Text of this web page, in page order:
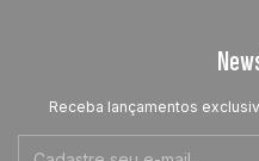
Receba lançamentos